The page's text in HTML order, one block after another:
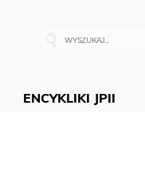
ENCYKLIKI JPII